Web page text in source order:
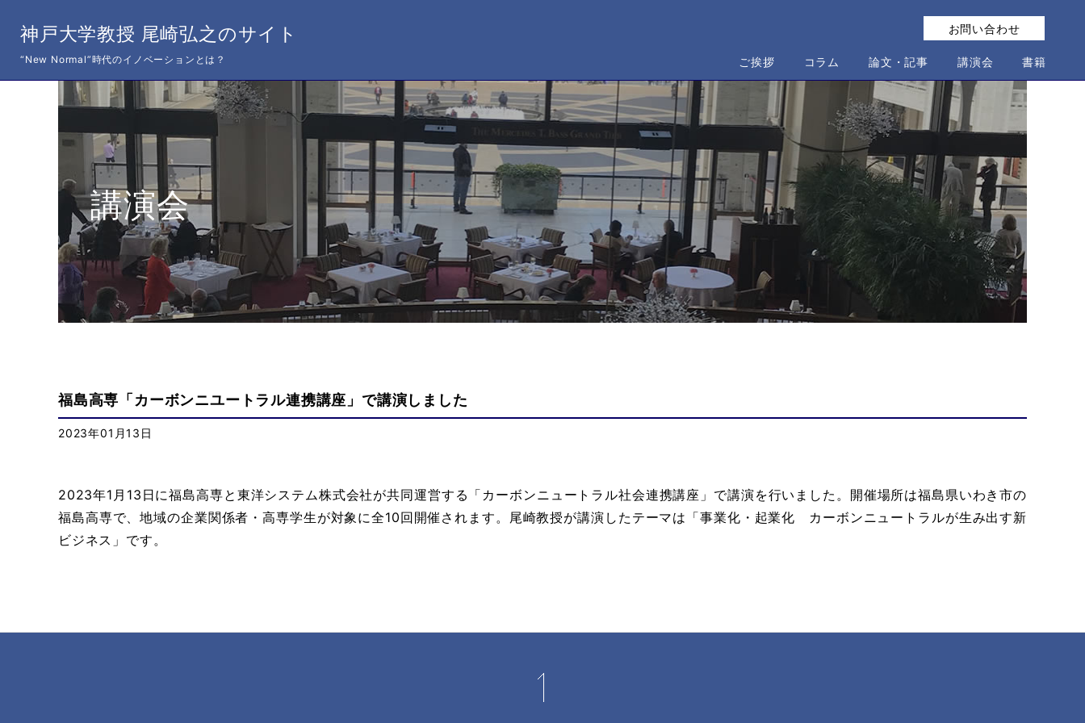
神戸大学教授 尾崎弘之のサイト
“New Normal”時代のイノベーションとは？ ご挨拶 コラム 論文・記事 講演会 書籍
お問い合わせ
講演会
福島高専「カーボンニユートラル連携講座」で講演しました
2023年01月13日
2023年1月13日に福島高専と 東洋システム株式会社が共同運営する 「カーボンニュートラル社会連携講座」 で講演を行いました。開催場所は福島県いわき市の
福島高専で、地域の企業関係者・高専学生が対象に全10回開催されます。尾崎教授が講演したテーマは 「事業化・起業化 カーボンニュートラルが生み出す新
ビジネス」 です。